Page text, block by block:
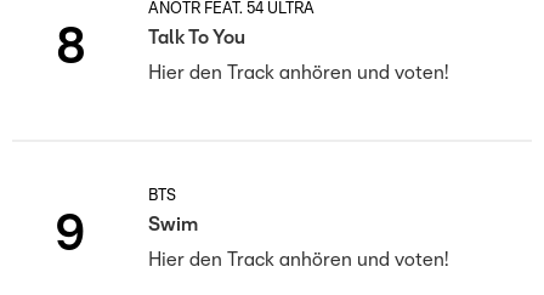
8
ANOTR FEAT. 54 ULTRA
Talk To You
Hier den Track anhören und voten!
9
BTS
Swim
Hier den Track anhören und voten!